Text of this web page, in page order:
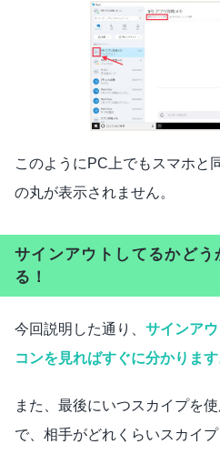
このようにPC上でもスマホと
の丸が表示されません。
サインアウトしてるかど
る！
今回説明した通り、 サインア
コンを見ればすぐに分かります
また、最後にいつスカイプを
で、相手がどれくらいスカイ